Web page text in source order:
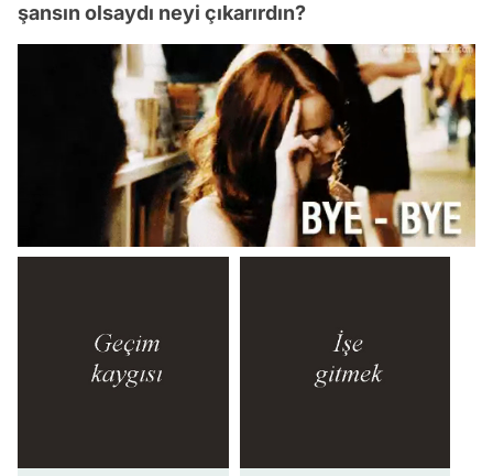
şansın olsaydı neyi çıkarırdın?